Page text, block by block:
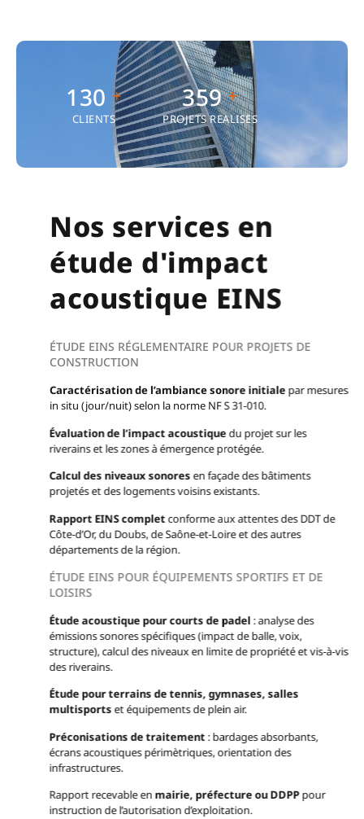
176 +
CLIENTS
489 +
PROJETS REALISES
Nos services en
étude d'impact
acoustique EINS
ÉTUDE EINS RÉGLEMENTAIRE POUR PROJETS DE
CONSTRUCTION
Caractérisation de l’ambiance sonore initiale par mesures
in situ (jour/nuit) selon la norme NF S 31-010.
Évaluation de l’impact acoustiquedu projet sur les
riverains et les zones à émergence protégée.
Calcul des niveaux sonoresen façade des bâtiments
projetés et des logements voisins existants.
Rapport EINS completconforme aux attentes des DDT de
Côte-d’Or, du Doubs, de Saône-et-Loire et des autres
départements de la région.
ÉTUDE EINS POUR ÉQUIPEMENTS SPORTIFS ET DE
LOISIRS
Étude acoustique pour courts de padel : analyse des
émissions sonores spécifiques (impact de balle, voix,
structure), calcul des niveaux en limite de propriété et vis-à-vis
des riverains.
Étude pour terrains de tennis, gymnases, salles
multisportset équipements de plein air.
Préconisations de traitement: bardages absorbants,
écrans acoustiques périmètriques, orientation des
infrastructures.
Rapport recevable en mairie, préfecture ou DDPPpour
instruction de l’autorisation d’exploitation.